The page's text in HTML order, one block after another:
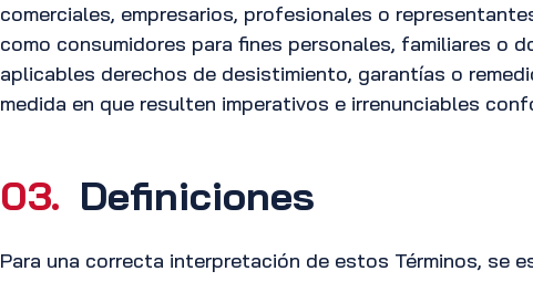
comerciales, empresarios, profesionales o
como consumidores para fines personales, familiares o
aplicables derechos de desistimiento, garantías o
medida en que resulten imperativos e irrenunciables
03. Definiciones
Para una correcta interpretación de estos Términos, se